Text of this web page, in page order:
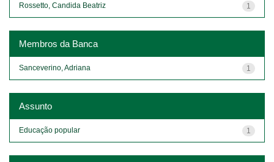
1
Rossetto, Candida Beatriz
Membros da Banca
1
Sanceverino, Adriana
Assunto
1
Educação popular